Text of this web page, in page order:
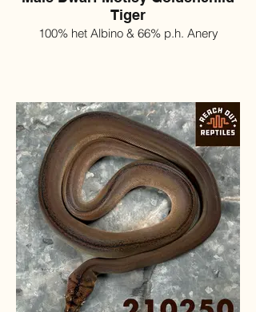
Tiger
100% het Albino & 66% p.h. Anery